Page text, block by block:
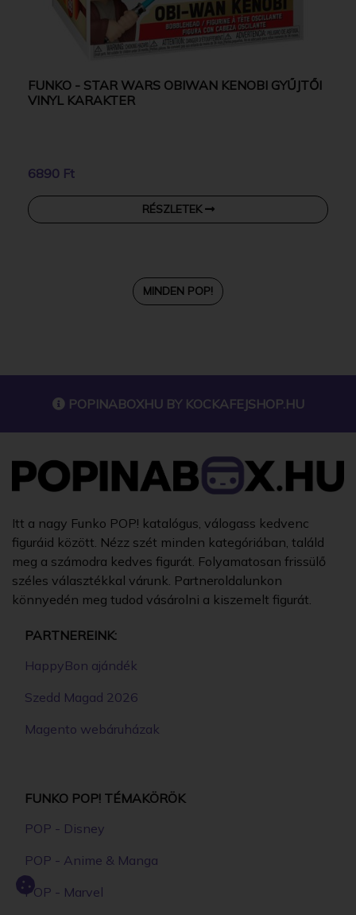
FUNKO - STAR WARS OBIWAN KENOBI GYŰJTŐI
VINYL KARAKTER
6890 Ft
RÉSZLETEK
MINDEN POP!
POPINABOXHU BY KOCKAFEJSHOP.HU
Itt a nagy Funko POP! katalógus, válogass kedvenc
figuráid között. Nézz szét minden kategóriában, találd
meg a számodra kedves figurát. Folyamatosan frissülő
széles választékkal várunk. Partneroldalunkon
könnyedén meg tudod vásárolni a kiszemelt figurát.
PARTNEREINK:
HappyBon ajándék
Szedd Magad 2026
Magento webáruházak
FUNKO POP! TÉMAKÖRÖK
POP - Disney
POP - Anime & Manga
POP - Marvel